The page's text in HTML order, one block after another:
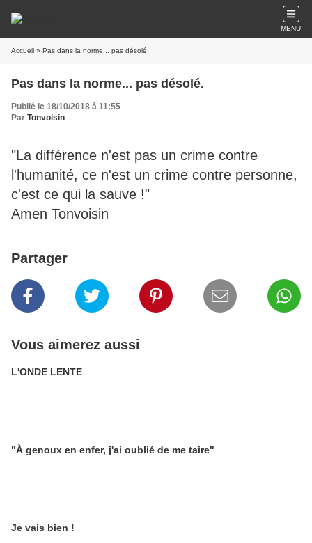
MENU
Accueil » Pas dans la norme... pas désolé.
Pas dans la norme... pas désolé.
Publié le 18/10/2018 à 11:55
Par Tonvoisin
"La différence n'est pas un crime contre
l'humanité, ce n'est un crime contre personne,
c'est ce qui la sauve !"
Amen Tonvoisin
Partager
Vous aimerez aussi
L'ONDE LENTE
"À genoux en enfer, j'ai oublié de me taire"
Je vais bien !